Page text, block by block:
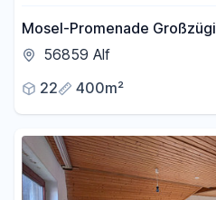
Mosel-Promenade
Individualisten
56859 Alf
22
400m²